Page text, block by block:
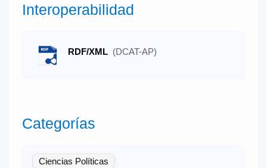
Interoperabilidad
RDF/XML (DCAT-AP)
Categorías
Ciencias Políticas